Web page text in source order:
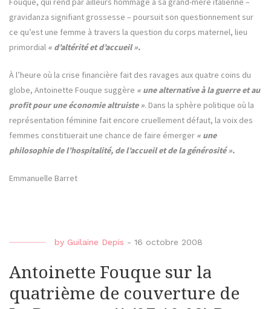
gravidanza signifiant grossesse – poursuit son questionnement sur
ce qu’est une femme à travers la question du corps maternel, lieu
primordial « d’altérité et d’accueil ».
À l’heure où la crise financière fait des ravages aux quatre coins du
globe, Antoinette Fouque suggère « une alternative à la guerre et au
profit pour une économie altruiste ». Dans la sphère politique où la
représentation féminine fait encore cruellement défaut, la voix des
femmes constituerait une chance de faire émerger « une
philosophie de l’hospitalité, de l’accueil et de la générosité ».
Emmanuelle Barret
by Guilaine Depis - 16 octobre 2008
Antoinette Fouque sur la
quatrième de couverture de